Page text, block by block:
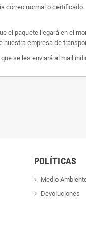
correo normal o certificado.
el paquete llegará en el
empresa de
se les enviará al mail
POLÍTICAS
Medio
Devoluciones